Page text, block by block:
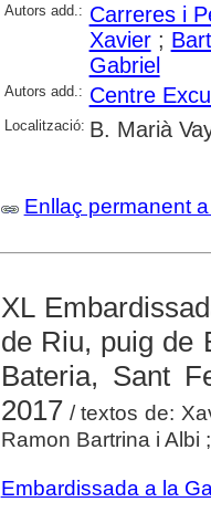
Autors add.: Carreres i
Xavier;
Gabriel
Autors add.: Centre
Localització: B. Marià
Enllaç permanent
XL
de Riu, puig de
Bateria, Sant
2017 / textos de:
Ramon Bartrina i Albi
Embardissada a la